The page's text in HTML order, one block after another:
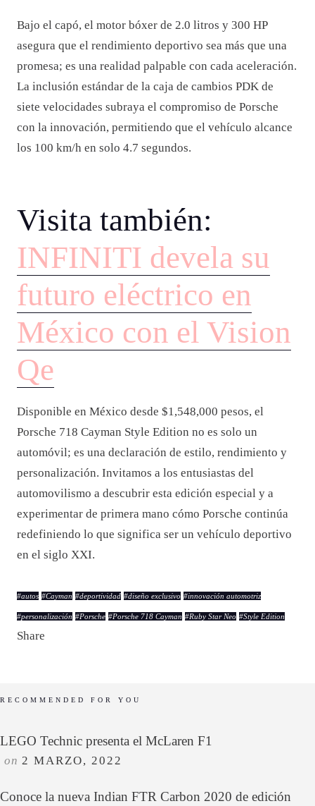
Bajo el capó, el motor bóxer de 2.0 litros y 300 HP
asegura que el rendimiento deportivo sea más que una
promesa; es una realidad palpable con cada aceleración.
La inclusión estándar de la caja de cambios PDK de
siete velocidades subraya el compromiso de Porsche
con la innovación, permitiendo que el vehículo alcance
los 100 km/h en solo 4.7 segundos.
Visita también:
INFINITI devela su
futuro eléctrico en
México con el Vision
Qe
Disponible en México desde $1,548,000 pesos, el
Porsche 718 Cayman Style Edition no es solo un
automóvil; es una declaración de estilo, rendimiento y
personalización. Invitamos a los entusiastas del
automovilismo a descubrir esta edición especial y a
experimentar de primera mano cómo Porsche continúa
redefiniendo lo que significa ser un vehículo deportivo
en el siglo XXI.
#autos #Cayman #deportividad #diseño exclusivo #innovación automotriz
#personalización #Porsche #Porsche 718 Cayman #Ruby Star Neo #Style Edition
Share
RECOMMENDED FOR YOU
LEGO Technic presenta el McLaren F1
on 2 MARZO, 2022
Conoce la nueva Indian FTR Carbon 2020 de edición